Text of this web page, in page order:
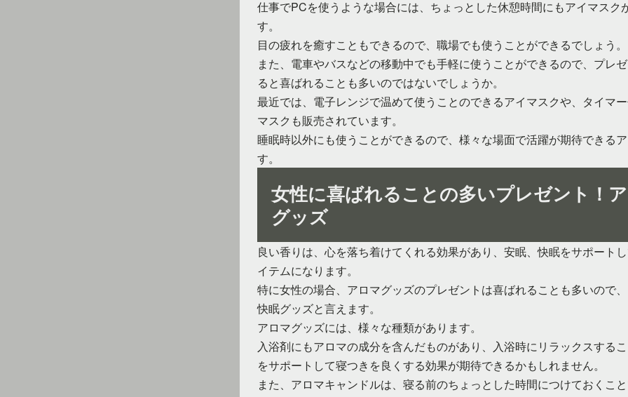
仕事でPCを使うような場合には、ちょっとした休憩時間にもアイマスク
す。
目の疲れを癒すこともできるので、職場でも使うことができるでしょう。
また、電車やバスなどの移動中でも手軽に使うことができるので、プレ
ると喜ばれることも多いのではないでしょうか。
最近では、電子レンジで温めて使うことのできるアイマスクや、タイマ
マスクも販売されています。
睡眠時以外にも使うことができるので、様々な場面で活躍が期待できる
す。
女性に喜ばれることの多いプレゼント！
グッズ
良い香りは、心を落ち着けてくれる効果があり、安眠、快眠をサポート
イテムになります。
特に女性の場合、アロマグッズのプレゼントは喜ばれることも多いので
快眠グッズと言えます。
アロマグッズには、様々な種類があります。
入浴剤にもアロマの成分を含んだものがあり、入浴時にリラックスする
をサポートして寝つきを良くする効果が期待できるかもしれません。
また、アロマキャンドルは、寝る前のちょっとした時間につけておくこ